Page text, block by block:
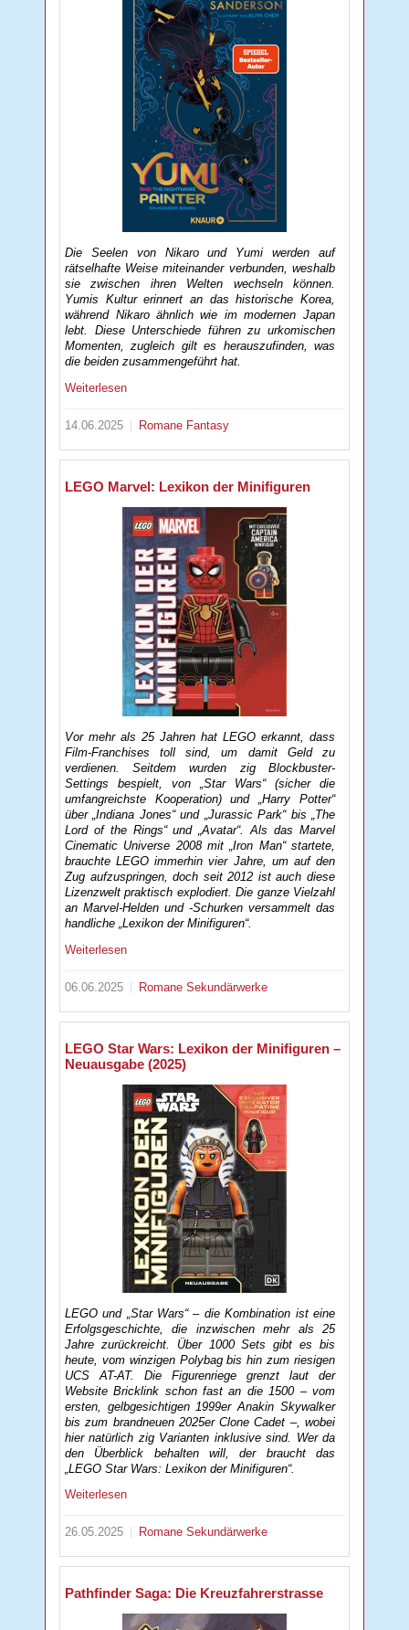
Die Seelen von Nikaro und Yumi werden auf
rätselhafte Weise miteinander verbunden, weshalb
sie zwischen ihren Welten wechseln können.
Yumis Kultur erinnert an das historische Korea,
während Nikaro ähnlich wie im modernen Japan
lebt. Diese Unterschiede führen zu urkomischen
Momenten, zugleich gilt es herauszufinden, was
die beiden zusammengeführt hat.
Weiterlesen
14.06.2025 Romane Fantasy
LEGO Marvel: Lexikon der Minifiguren
Vor mehr als 25 Jahren hat LEGO erkannt, dass
Film-Franchises toll sind, um damit Geld zu
verdienen. Seitdem wurden zig Blockbuster-
Settings bespielt, von „Star Wars“ (sicher die
umfangreichste Kooperation) und „Harry Potter“
über „Indiana Jones“ und „Jurassic Park“ bis „The
Lord of the Rings“ und „Avatar“. Als das Marvel
Cinematic Universe 2008 mit „Iron Man“ startete,
brauchte LEGO immerhin vier Jahre, um auf den
Zug aufzuspringen, doch seit 2012 ist auch diese
Lizenzwelt praktisch explodiert. Die ganze Vielzahl
an Marvel-Helden und -Schurken versammelt das
handliche „Lexikon der Minifiguren“.
Weiterlesen
06.06.2025 RomaneSekundärwerke
LEGO Star Wars: Lexikon der Minifiguren –
Neuausgabe (2025)
LEGO und „Star Wars“ – die Kombination ist eine
Erfolgsgeschichte, die inzwischen mehr als 25
Jahre zurückreicht. Über 1000 Sets gibt es bis
heute, vom winzigen Polybag bis hin zum riesigen
UCS AT-AT. Die Figurenriege grenzt laut der
Website Bricklink schon fast an die 1500 – vom
ersten, gelbgesichtigen 1999er Anakin Skywalker
bis zum brandneuen 2025er Clone Cadet –, wobei
hier natürlich zig Varianten inklusive sind. Wer da
den Überblick behalten will, der braucht das
„LEGO Star Wars: Lexikon der Minifiguren“.
Weiterlesen
26.05.2025 RomaneSekundärwerke
Pathfinder Saga: Die Kreuzfahrerstrasse